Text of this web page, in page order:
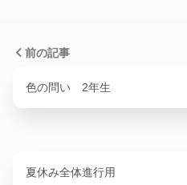
前の記事
色の問い 2年生
夏休み全体進行用